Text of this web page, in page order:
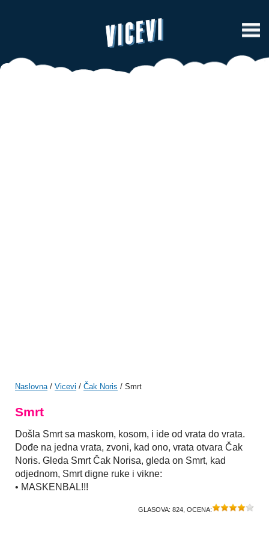
Naslovna/ Vicevi / Čak Noris / Smrt
Smrt
Došla Smrt sa maskom, kosom, i ide od vrata do vrata.
Dođe na jedna vrata, zvoni, kad ono, vrata otvara Čak
Noris. Gleda Smrt Čak Norisa, gleda on Smrt, kad
odjednom, Smrt digne ruke i vikne:
• MASKENBAL!!!
GLASOVA: 824 , OCENA: